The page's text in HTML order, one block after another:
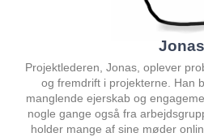
Jonas
Projektlederen, Jonas, oplever
og fremdrift i projekterne. Han
manglende ejerskab og
nogle gange også fra
holder mange af sine møder